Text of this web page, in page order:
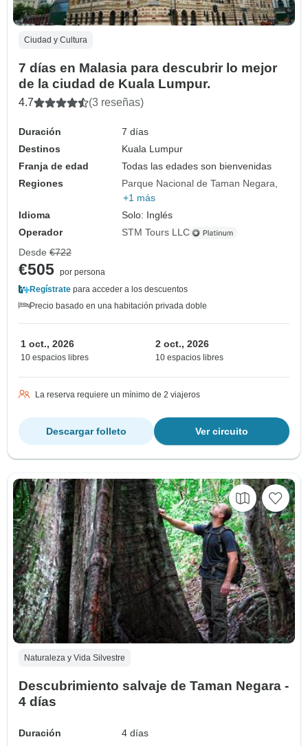
Ciudad y Cultura
7 días en Malasia para descubrir lo mejor
de la ciudad de Kuala Lumpur.
4.7 (3 reseñas)
Duración
7 días
Destinos
Kuala Lumpur
Franja de edad
Todas las edades son bienvenidas
Regiones
Parque Nacional de Taman Negara
+1 más
Idioma
Solo: Inglés
Operador
STM Tours LLC
Desde €722
€505 por persona
Regístrate para acceder a los descuentos
Precio basado en una habitación privada doble
1 oct., 2026
10 espacios libres
2 oct., 2026
10 espacios libres
La reserva requiere un mínimo de 2 viajeros
Ver circuito
Descargar folleto
Naturaleza y Vida Silvestre
Descubrimiento salvaje de Taman Negara -
4 días
Duración
4 días